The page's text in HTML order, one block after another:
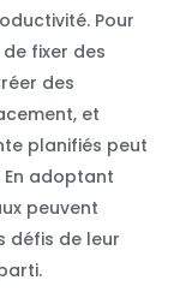
Pour
fixer des
des
et
planifiés peut
En adoptant
peuvent
défis de leur